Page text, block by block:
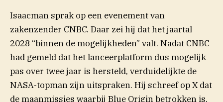
Isaacman sprak op een evenement van
zakenzender CNBC. Daar zeihij (opent in nieuw
dat het jaartal
2028 “binnen de mogelijkheden” valt. Nadat CNBC
had gemeld dat het lanceerplatform dus mogelijk
pas over twee jaar is hersteld, verduidelijkte de
NASA-topman zijn uitspraken. Hij schreef opX dat
de maanmissies waarbij Blue Origin betrokken is,